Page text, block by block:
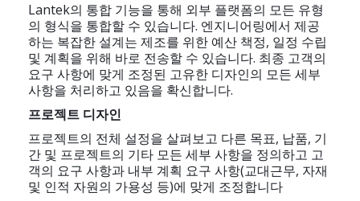
Lantek의 통합 기능을 통해 외부 플랫폼의 모든 유형
의 형식을 통합할 수 있습니다. 엔지니어링에서 제공
하는 복잡한 설계는 제조를 위한 예산 책정, 일정 수립
및 계획을 위해 바로 전송할 수 있습니다. 최종 고객의
요구 사항에 맞게 조정된 고유한 디자인의 모든 세부
사항을 처리하고 있음을 확신합니다.
프로젝트 디자인
프로젝트의 전체 설정을 살펴보고 다른 목표, 납품, 기
간 및 프로젝트의 기타 모든 세부 사항을 정의하고 고
객의 요구 사항과 내부 계획 요구 사항(교대근무, 자재
및 인적 자원의 가용성 등)에 맞게 조정합니다